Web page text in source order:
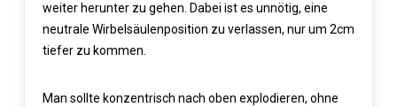
weiter herunter zu gehen. Dabei ist es unnötig, eine
neutrale Wirbelsäulenposition zu verlassen, nur um 2cm
tiefer zu kommen.
Man sollte konzentrisch nach oben explodieren, ohne